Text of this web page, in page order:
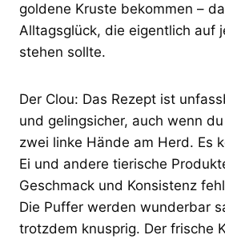
goldene Kruste bekommen –
Alltagsglück, die eigentlich auf
stehen sollte.
Der Clou: Das Rezept ist
und gelingsicher, auch wenn
zwei linke Hände am Herd. Es
Ei und andere tierische
Geschmack und Konsistenz
Die Puffer werden wunderbar
trotzdem knusprig. Der frische